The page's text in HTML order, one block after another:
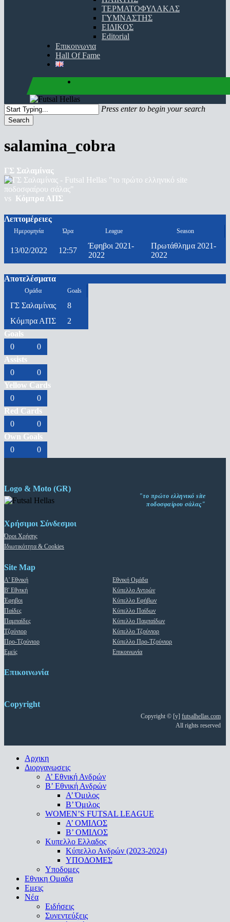
ΤΕΡΜΑΤΟΦΥΛΑΚΑΣ
ΓΥΜΝΑΣΤΗΣ
ΕΙΔΙΚΟΣ
Editorial
Επικοινωνια
Hall Of Fame
Press enter to begin your search
Search
Search
salamina_cobra
ΓΣ Σαλαμίνας
vs Κόμπρα ΑΠΣ
Λεπτομέρειες
Ημερομηνία Ώρα League Season
13/02/2022 12:57
Έφηβοι 2021-
2022
Πρωτάθλημα 2021-
2022
Αποτελέσματα
Ομάδα Goals
ΓΣ Σαλαμίνας
8
Κόμπρα ΑΠΣ
2
Goals
0
0
Assists
0
0
Yellow Cards
0
0
Red Cards
0
0
Own Goals
0
0
Logo & Moto (GR)
"το πρώτο ελληνικό site
ποδοσφαίρου σάλας"
Χρήσιμοι Σύνδεσμοι
Όροι Χρήσης
Ιδιωτικότητα & Cookies
Site Map
Α' Εθνική
Β' Εθνική
Έφηβοι
Παίδες
Παμπαίδες
Τζούνιορ
Προ-Τζούνιορ
Εμείς
Εθνική Ομάδα
Κύπελλο Αντρών
Κύπελλο Εφήβων
Κύπελλο Παίδων
Κύπελλο Παμπαίδων
Κύπελλο Τζούνιορ
Κύπελλο Προ-Τζούνιορ
Επικοινωνία
Επικοινωνία
Copyright
Copyright © [y] futsalhellas.com
All rights reserved
Close
Menu
Αρχικη
Διοργανωσεις
Α’ Εθνική Ανδρών
Β’ Εθνική Ανδρών
A’ Όμιλος
Β’ Όμιλος
WOMEN’S FUTSAL LEAGUE
A’ ΟΜΙΛΟΣ
Β’ ΟΜΙΛΟΣ
Κυπελλο Ελλαδος
Κύπελλο Ανδρών (2023-2024)
ΥΠΟΔΟΜΕΣ
Υποδομες
Εθνικη Ομαδα
Εμεις
Νέα
Ειδήσεις
Συνεντεύξεις